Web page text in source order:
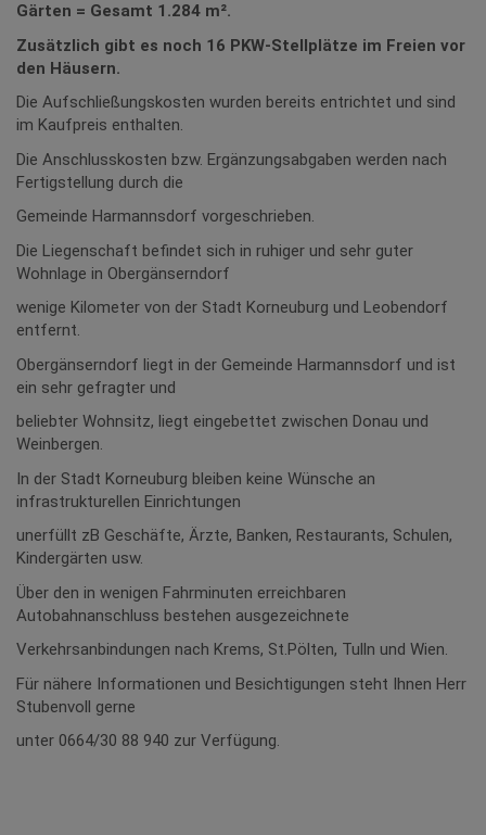
Gärten = Gesamt 1.284 m².
Zusätzlich gibt es noch 16 PKW-Stellplätze im Freien vor
den Häusern.
Die Aufschließungskosten wurden bereits entrichtet und sind
im Kaufpreis enthalten.
Die Anschlusskosten bzw. Ergänzungsabgaben werden nach
Fertigstellung durch die
Gemeinde Harmannsdorf vorgeschrieben.
Die Liegenschaft befindet sich in ruhiger und sehr guter
Wohnlage in Obergänserndorf
wenige Kilometer von der Stadt Korneuburg und Leobendorf
entfernt.
Obergänserndorf liegt in der Gemeinde Harmannsdorf und ist
ein sehr gefragter und
beliebter Wohnsitz, liegt eingebettet zwischen Donau und
Weinbergen.
In der Stadt Korneuburg bleiben keine Wünsche an
infrastrukturellen Einrichtungen
unerfüllt zB Geschäfte, Ärzte, Banken, Restaurants, Schulen,
Kindergärten usw.
Über den in wenigen Fahrminuten erreichbaren
Autobahnanschluss bestehen ausgezeichnete
Verkehrsanbindungen nach Krems, St.Pölten, Tulln und Wien.
Für nähere Informationen und Besichtigungen steht Ihnen Herr
Stubenvoll gerne
unter 0664/30 88 940 zur Verfügung.